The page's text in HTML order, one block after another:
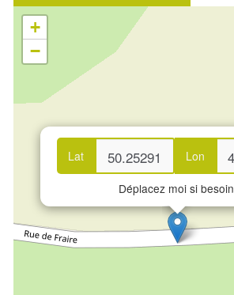
Lat Lon
Déplacez moi si besoin
+
−